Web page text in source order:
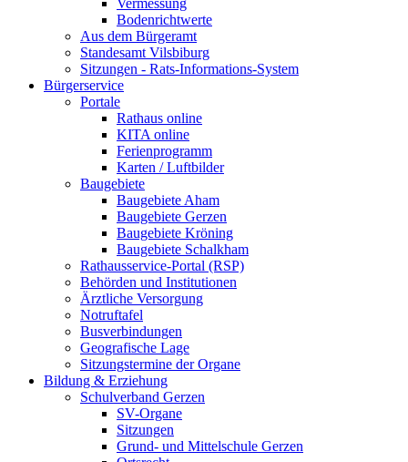
Vermessung
Bodenrichtwerte
Aus dem Bürgeramt
Standesamt Vilsbiburg
Sitzungen - Rats-Informations-System
Bürgerservice
Portale
Rathaus online
KITA online
Ferienprogramm
Karten / Luftbilder
Baugebiete
Baugebiete Aham
Baugebiete Gerzen
Baugebiete Kröning
Baugebiete Schalkham
Rathausservice-Portal (RSP)
Behörden und Institutionen
Ärztliche Versorgung
Notruftafel
Busverbindungen
Geografische Lage
Sitzungstermine der Organe
Bildung & Erziehung
Schulverband Gerzen
SV-Organe
Sitzungen
Grund- und Mittelschule Gerzen